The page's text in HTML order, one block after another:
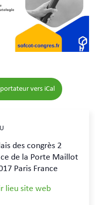
vers iCal
des congrès 2
de la Porte Maillot
Paris France
lieu site web